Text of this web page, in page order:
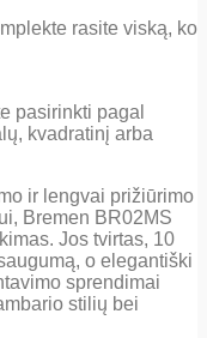
rasite viską, ko
pasirinkti pagal
kvadratinį arba
ir lengvai prižiūrimo
Bremen BR02MS
Jos tvirtas, 10
o elegantiški
sprendimai
stilių bei